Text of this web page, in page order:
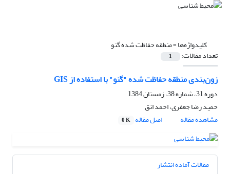
کلیدواژه‌ها =منطقه حفاظت شده گنو
تعداد مقالات: 1
زون‌بندی منطقه حفاظت شده "گنو" با استفاده از GIS
دوره 31، شماره 38، زمستان 1384
حمید رضا جعفری، احمد انق
مشاهده مقاله
اصل مقاله 0 K
مقالات آماده انتشار